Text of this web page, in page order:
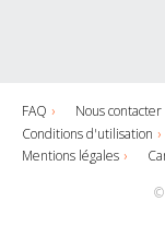
FAQ Nous contacter
Conditions d'utilisation
Mentions légales
©